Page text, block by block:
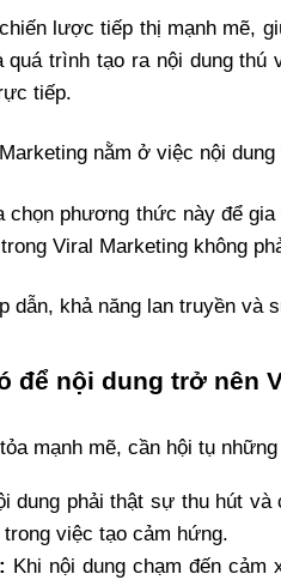
lược tiếp thị mạnh mẽ,
quá trình tạo ra nội dung
tiếp.
nằm ở việc nội
chọn phương thức này để
Viral Marketing không
dẫn, khả năng lan truyền và
để nội dung trở nên
mạnh mẽ, cần hội tụ
dung phải thật sự thu hút
việc tạo cảm hứng.
Khi nội dung chạm đến